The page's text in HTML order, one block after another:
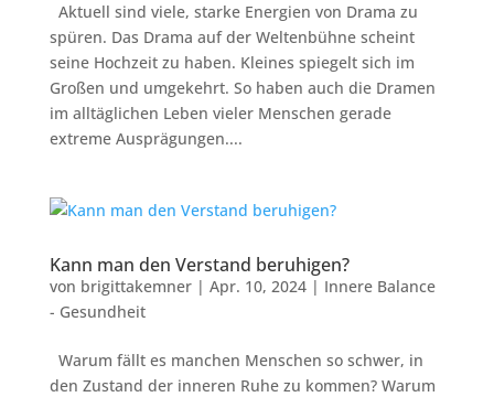
Aktuell sind viele, starke Energien von Drama zu
spüren. Das Drama auf der Weltenbühne scheint
seine Hochzeit zu haben. Kleines spiegelt sich im
Großen und umgekehrt. So haben auch die Dramen
im alltäglichen Leben vieler Menschen gerade
extreme Ausprägungen....
Kann man den Verstand beruhigen?
von brigittakemner| Apr. 10, 2024| Innere Balance
- Gesundheit
Warum fällt es manchen Menschen so schwer, in
den Zustand der inneren Ruhe zu kommen? Warum